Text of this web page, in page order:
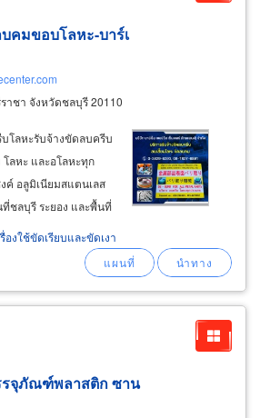
คมขอบโลหะ-บาร์เ
าชา จังหวัดชลบุรี 20110
โลหะรับจ้างขัดลบครีบ
ลหะ และอโลหะทุก
ค์ อลูมิเนียมสแตนเลส
ชลบุรี ระยอง และพื้นที่
นยนต์ ชิ้นส่วนอะไหล่
ครีบชิ้นงาน remove
งใช้ขัดเรียบและขัดเงา
รจุภัณฑ์พลาสติก ซาน